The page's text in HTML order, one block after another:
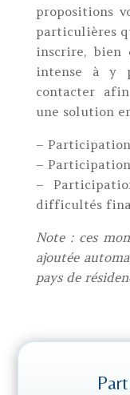
propositions
particulières
inscrire, bien
intense à y
contacter
une solution
–
–
–
difficultés
Note : ces
ajoutée
pays de